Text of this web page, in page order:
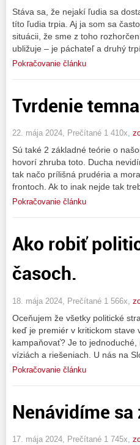
Stáva sa, že nejakí ľudia sa
títo ľudia trpia. Aj ja som sa
situácii, že sme z toho
ubližuje – je páchateľ a druhý
Pokračovanie článku
Tvrdenie
22. mája 2024, Prečítané 1 410x,
Sú také 2 základné teórie o
hovorí zhruba toto. Ducha
tak načo prílišná prudéria a
frontoch. Ak to inak nejde tak
Pokračovanie článku
Ako robiť
časoch.
18. mája 2024, Prečítané 1 566x,
Oceňujem že všetky politické
keď je premiér v kritickom stave
kampaňovať? Je to
víziách a riešeniach. U nás na
Pokračovanie článku
Nenávidíme
17. mája 2024, Prečítané 1 745x,